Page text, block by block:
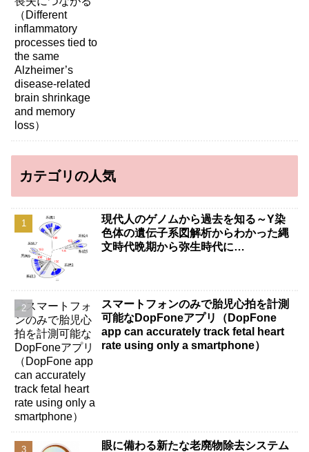
カテゴリの人気
現代人のゲノムから過去を知る～Y染
色体の遺伝子系図解析からわかった縄
文時代晩期から弥生時代に…
スマートフォンのみで胎児心拍を計測
可能なDopFoneアプリ（DopFone
app can accurately track fetal heart
rate using only a smartphone）
眼に備わる新たな老廃物除去システム